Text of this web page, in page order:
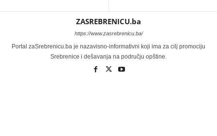
ZASREBRENICU.ba
https://www.zasrebrenicu.ba/
Portal zaSrebrenicu.ba je nazavisno-informativni koji ima za cilj promociju
Srebrenice i dešavanja na području opštine.